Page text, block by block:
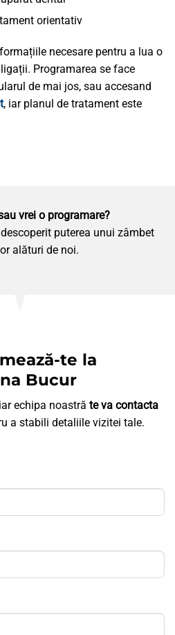
orientativ
necesare pentru a lua o
Programarea se face
de mai jos, sau accesand
, iar planul de tratament este
vrei o programare?
puterea unui zâmbet
alături de noi.
te la
Bucur
echipa noastră te va contacta
a stabili detaliile vizitei tale.